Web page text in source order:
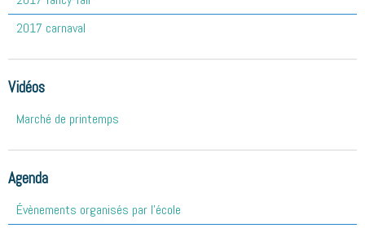
2017 carnaval
Vidéos
Marché de printemps
Agenda
Évènements organisés par l'école